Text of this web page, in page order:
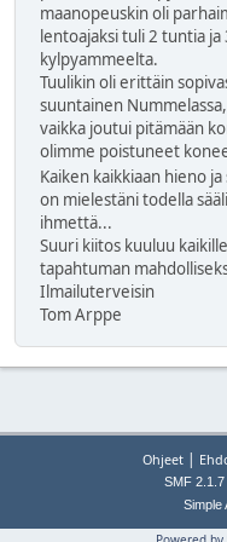
maanopeuskin oli
lentoajaksi tuli 2 tuntia
kylpyammeelta.
Tuulikin oli erittäin
suuntainen
vaikka joutui pitämään
olimme poistuneet
Kaiken kaikkiaan hieno
on mielestäni todella
ihmettä...
Suuri kiitos kuuluu
tapahtuman
Ilmailuterveisin
Tom Arppe
Ohjeet |
SMF
Simple